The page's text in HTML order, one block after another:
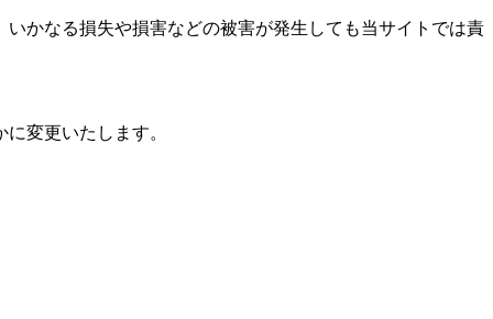
かなる損失や損害などの被害が発生しても当サイトでは責
変更いたします。